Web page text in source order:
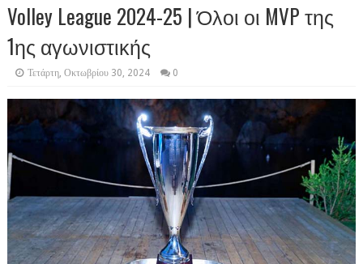
Volley League 2024-25 | Όλοι οι MVP της
1ης αγωνιστικής
Τετάρτη, Οκτωβρίου 30, 2024 0